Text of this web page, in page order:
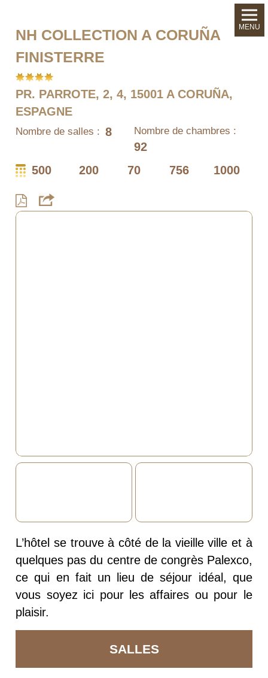
NH COLLECTION A CORUÑA
FINISTERRE
PR. PARROTE, 2, 4, 15001 A CORUÑA,
ESPAGNE
Nombre de salles : 8 Nombre de chambres :
92
500
200 70 756 1000
L’hôtel se trouve à côté de la vieille ville et à
quelques pas du centre de congrès Palexco,
ce qui en fait un lieu de séjour idéal, que
vous soyez ici pour les affaires ou pour le
plaisir.
SALLES
MENU